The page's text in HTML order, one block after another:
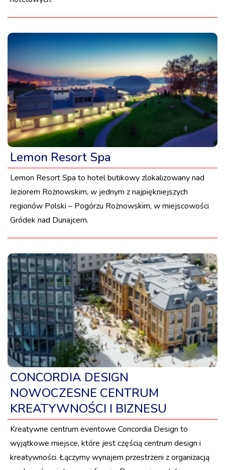
Lemon Resort Spa
Lemon Resort Spa to hotel butikowy zlokalizowany nad
Jeziorem Rożnowskim, w jednym z najpiękniejszych
regionów Polski – Pogórzu Rożnowskim, w miejscowości
Gródek nad Dunajcem.
CONCORDIA DESIGN
NOWOCZESNE CENTRUM
KREATYWNOŚCI I BIZNESU
Kreatywne centrum eventowe Concordia Design to
wyjątkowe miejsce, które jest częścią centrum design i
kreatywności. Łączymy wynajem przestrzeni z organizacją